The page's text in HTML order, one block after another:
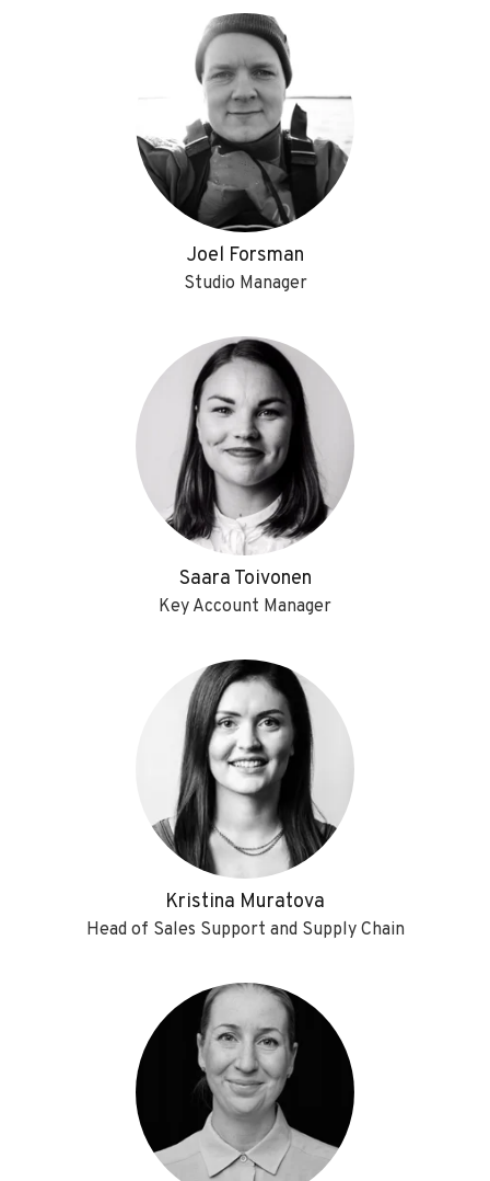
Joel Forsman
Studio Manager
Saara Toivonen
Key Account Manager
Kristina Muratova
Head of Sales Support and Supply Chain